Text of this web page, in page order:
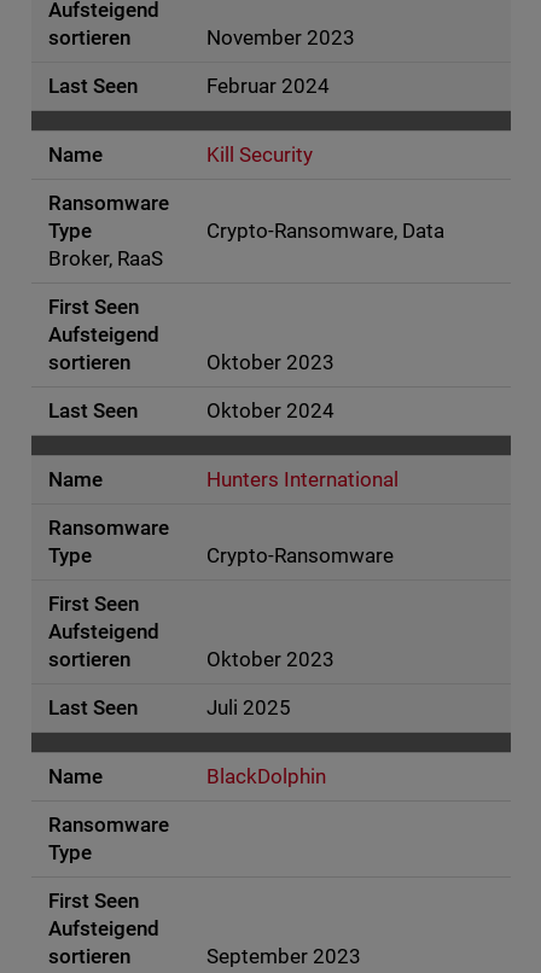
November 2023
Februar 2024
Kill Security
Crypto-Ransomware, Data
Broker, RaaS
Oktober 2023
Oktober 2024
Hunters International
Crypto-Ransomware
Oktober 2023
Juli 2025
BlackDolphin
September 2023